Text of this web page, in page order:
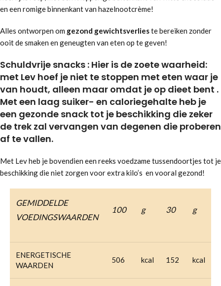
en een romige binnenkant van hazelnootcrème!
Alles ontworpen om gezond gewichtsverlieste bereiken zonder
ooit de smaken en geneugten van eten op te geven!
Schuldvrije snacks : Hier is de zoete waarheid:
met Lev hoef je niet te stoppen met eten waar je
van houdt, alleen maar omdat je op dieet bent .
Met een laag suiker- en caloriegehalte heb je
een gezonde snack tot je beschikking die zeker
de trek zal vervangen van degenen die proberen
af ​​te vallen.
Met Lev heb je bovendien een reeks voedzame tussendoortjes tot je
beschikking die niet zorgen voor extra kilo’s en vooral gezond!
GEMIDDELDE
VOEDINGSWAARDEN
100 g 30 g
ENERGETISCHE
WAARDEN
506 kcal 152 kcal